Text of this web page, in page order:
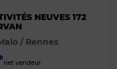
NEUVES 172
/ Rennes
net vendeur